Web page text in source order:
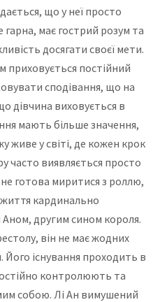
що у неї просто
має гострий розум та
досягати своєї мети.
приховується постійний
сподівання, що на
дівчина виховується в
мають більше значення,
живе у світі, де кожен крок
часто виявляється просто
не готова миритися з роллю,
життя кардинально
Аном, другим сином короля.
він не має жодних
Його існування проходить в
контролюють та
собою. Лі Ан вимушений